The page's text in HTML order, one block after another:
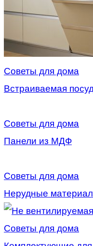
Советы для дома
Встраиваемая
Советы для дома
Панели из МДФ
Советы для дома
Нерудные
Советы для дома